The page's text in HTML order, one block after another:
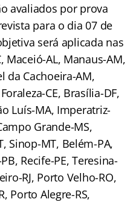
avaliados por prova
para o dia 07 de
será aplicada nas
Maceió-AL, Manaus-AM,
da Cachoeira-AM,
CE, Brasília-DF,
Luís-MA, Imperatriz-
Grande-MS,
Sinop-MT, Belém-PA,
Recife-PE, Teresina-
RJ, Porto Velho-RO,
Porto Alegre-RS,